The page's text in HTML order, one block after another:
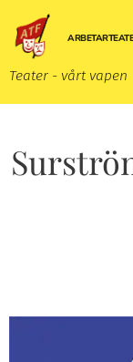
Teater - vårt vapen